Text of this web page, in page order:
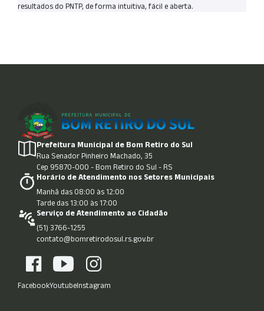
resultados do PNTP, de forma intuitiva, fácil e aberta.
Prefeitura Municipal de Bom Retiro do Sul
Rua Senador Pinheiro Machado, 35
Cep 95870-000 - Bom Retiro do Sul - RS
Horário de Atendimento nos Setores Municipais
Manhã das 08:00 às 12:00
Tarde das 13:00 às 17:00
Serviço de Atendimento ao Cidadão
(51) 3766-1255
contato@bomretirodosul.rs.gov.br
FacebookYoutubeInstagram